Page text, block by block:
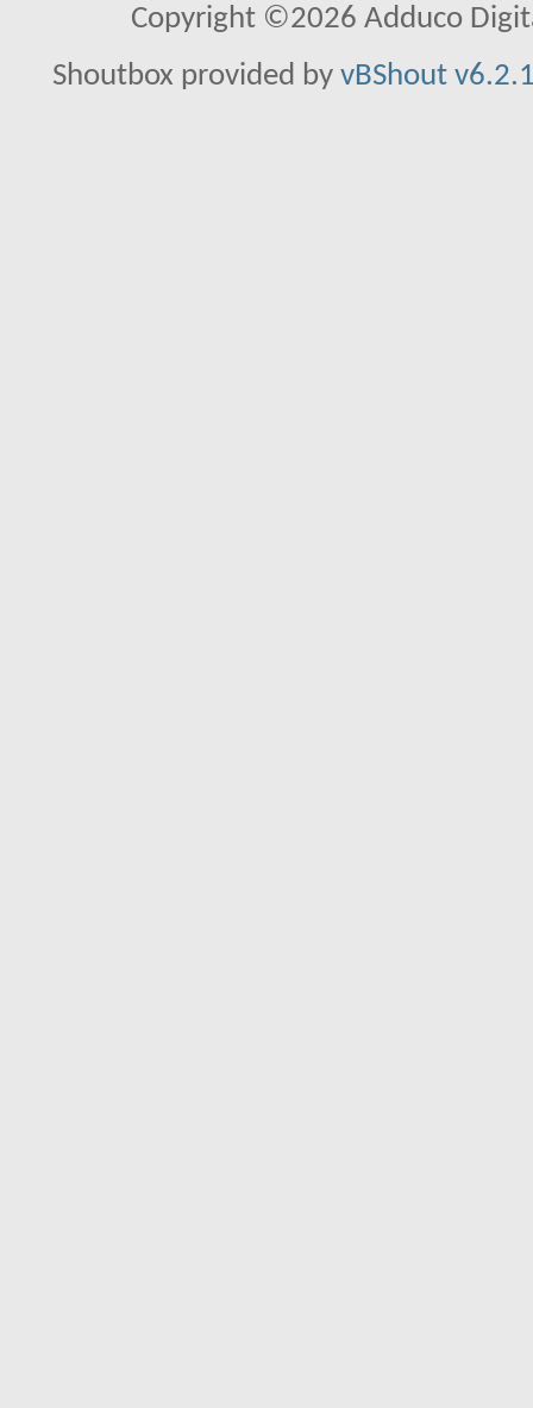
Copyright ©2026 Adduco
Shoutbox provided by vBShout